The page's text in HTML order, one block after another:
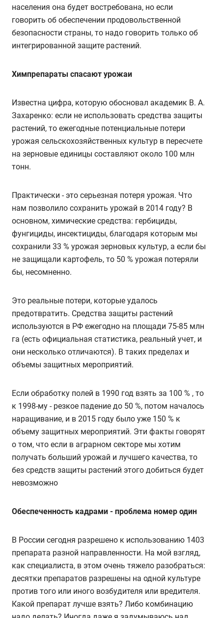
населения она будет востребована, но если
говорить об обеспечении продовольственной
безопасности страны, то надо говорить только об
интегрированной защите растений.
Химпрепараты спасают урожаи
Известна цифра, которую обосновал академик В. А.
Захаренко: если не использовать средства защиты
растений, то ежегодные потенциальные потери
урожая сельскохозяйственных культур в пересчете
на зерновые единицы составляют около 100 млн
тонн.
Практически - это серьезная потеря урожая. Что
нам позволило сохранить урожай в 2014 году? В
основном, химические средства: гербициды,
фунгициды, инсектициды, благодаря которым мы
сохранили 33 % урожая зерновых культур, а если бы
не защищали картофель, то 50 % урожая потеряли
бы, несомненно.
Это реальные потери, которые удалось
предотвратить. Средства защиты растений
используются в РФ ежегодно на площади 75-85 млн
га (есть официальная статистика, реальный учет, и
они несколько отличаются). В таких пределах и
объемы защитных мероприятий.
Если обработку полей в 1990 год взять за 100 % , то
к 1998-му - резкое падение до 50 %, потом началось
наращивание, и в 2015 году было уже 150 % к
объему защитных мероприятий. Эти факты говорят
о том, что если в аграрном секторе мы хотим
получать больший урожай и лучшего качества, то
без средств защиты растений этого добиться будет
невозможно
Обеспеченность кадрами - проблема номер один
В России сегодня разрешено к использованию 1403
препарата разной направленности. На мой взгляд,
как специалиста, в этом очень тяжело разобраться:
десятки препаратов разрешены на одной культуре
против того или иного возбудителя или вредителя.
Какой препарат лучше взять? Либо комбинацию